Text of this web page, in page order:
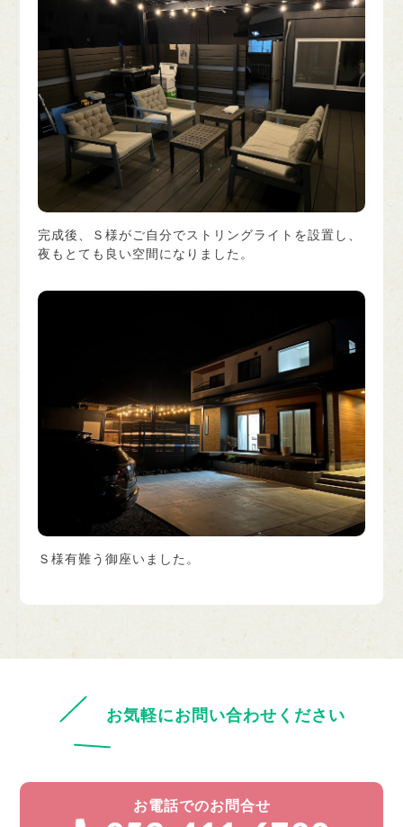
完成後、Ｓ様がご自分でストリングライトを設置し、
夜もとても良い空間になりました。
Ｓ様有難う御座いました。
お気軽にお問い合わせください
お電話でのお問合せ